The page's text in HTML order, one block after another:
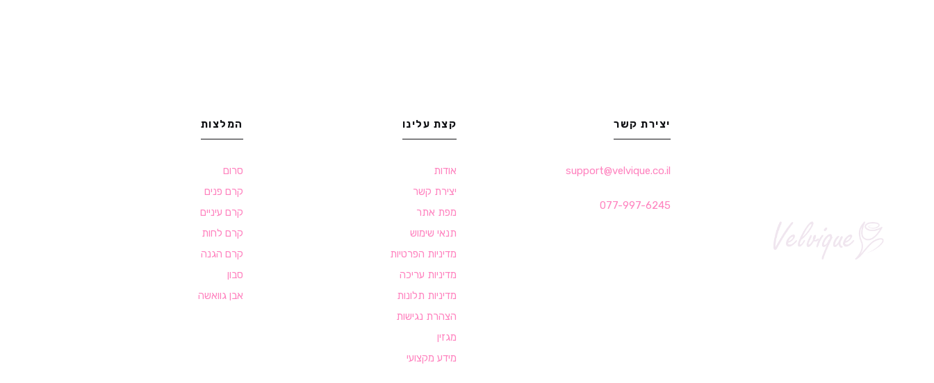
יצירת קשר
support@velvique.co.il
077-997-6245
קצת עלינו
אודות
יצירת קשר
מפת אתר
תנאי שימוש
מדיניות הפרטיות
מדיניות עריכה
מדיניות תלונות
הצהרת נגישות
מגזין
מידע מקצועי
המלצות
סרום
קרם פנים
קרם עיניים
קרם לחות
קרם הגנה
סבון
אבן גוואשה